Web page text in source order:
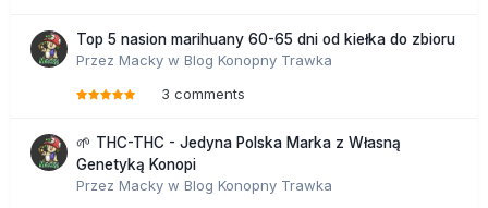
Top 5 nasion marihuany 60-65 dni od kiełka do zbioru
Przez Macky w Blog Konopny Trawka
3 comments
🌱 THC-THC - Jedyna Polska Marka z Własną
Genetyką Konopi
Przez Macky w Blog Konopny Trawka